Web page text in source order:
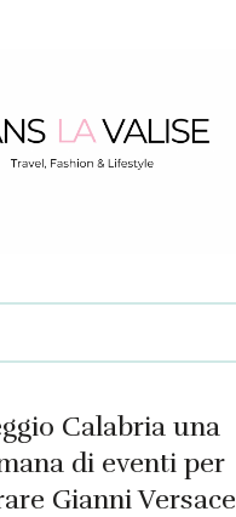
Calabria una
di eventi per
Gianni Versace